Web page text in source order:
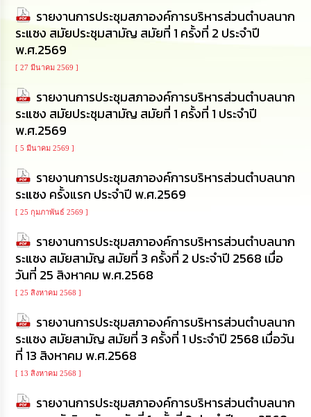
จ้าง
การ
เงิน
การ
คลัง
นโยบาย
No
Gift
การ
ดำเนิน
การ
เพื่อ
ป้องกัน
การ
ทุจริต
ส่ง
เสริม
คุณธรรม
และ
ความ
โปร่งใส
รายงานการประชุมสภาองค์การบริหารส่วนตำบลนาก
ระแซง สมัยประชุมสามัญ สมัยที่ 1 ครั้งที่ 2 ประจำปี
พ.ศ.2569
[ 27 มีนาคม 2569 ]
รายงานการประชุมสภาองค์การบริหารส่วนตำบลนาก
ระแซง สมัยประชุมสามัญ สมัยที่ 1 ครั้งที่ 1 ประจำปี
พ.ศ.2569
[ 5 มีนาคม 2569 ]
รายงานการประชุมสภาองค์การบริหารส่วนตำบลนาก
ระแซง ครั้งแรก ประจำปี พ.ศ.2569
[ 25 กุมภาพันธ์ 2569 ]
รายงานการประชุมสภาองค์การบริหารส่วนตำบลนาก
ระแซง สมัยสามัญ สมัยที่ 3 ครั้งที่ 2 ประจำปี 2568 เมื่อ
วันที่ 25 สิงหาคม พ.ศ.2568
[ 25 สิงหาคม 2568 ]
รายงานการประชุมสภาองค์การบริหารส่วนตำบลนาก
ระแซง สมัยสามัญ สมัยที่ 3 ครั้งที่ 1 ประจำปี 2568 เมื่อวัน
ที่ 13 สิงหาคม พ.ศ.2568
[ 13 สิงหาคม 2568 ]
รายงานการประชุมสภาองค์การบริหารส่วนตำบลนาก